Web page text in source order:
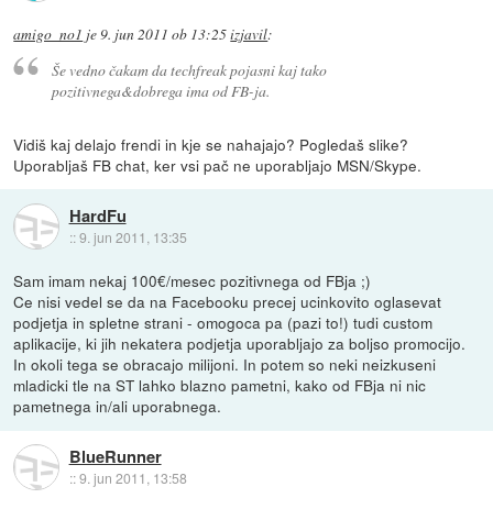
amigo_no1 je9. jun 2011 ob 13:25izjavil:
Še vedno čakam da techfreak pojasni kaj tako
pozitivnega&dobrega ima od FB-ja.
Vidiš kaj delajo frendi in kje se nahajajo? Pogledaš slike?
Uporabljaš FB chat, ker vsi pač ne uporabljajo MSN/Skype.
HardFu
::9. jun 2011, 13:35
Sam imam nekaj 100€/mesec pozitivnega od FBja ;)
Ce nisi vedel se da na Facebooku precej ucinkovito oglasevat
podjetja in spletne strani - omogoca pa (pazi to!) tudi custom
aplikacije, ki jih nekatera podjetja uporabljajo za boljso promocijo.
In okoli tega se obracajo milijoni. In potem so neki neizkuseni
mladicki tle na ST lahko blazno pametni, kako od FBja ni nic
pametnega in/ali uporabnega.
BlueRunner
::9. jun 2011, 13:58